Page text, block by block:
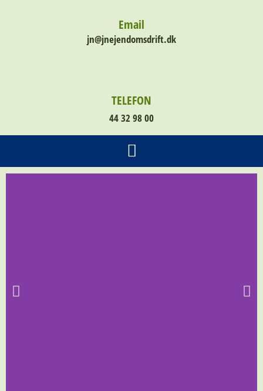
Email
jn@jnejendomsdrift.dk
TELEFON
44 32 98 00